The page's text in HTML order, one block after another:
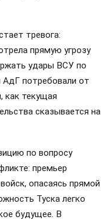
тревога:
прямую угрозу
удары ВСУ по
АдГ потребовали от
как текущая
сказывается на
по вопросу
премьер
опасаясь прямой
Туска легко
будущее. В